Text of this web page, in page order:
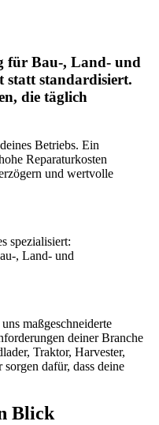
für Bau-, Land- und
statt standardisiert.
die täglich
Betriebs. Ein
Reparaturkosten
und wertvolle
spezialisiert:
, Land- und
maßgeschneiderte
deiner Branche
Traktor, Harvester,
dafür, dass deine
Blick